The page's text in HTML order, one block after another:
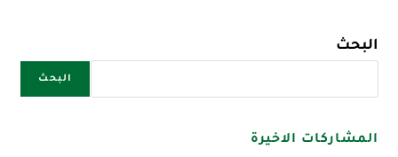
البحث
البحث
المشاركات الاخيرة